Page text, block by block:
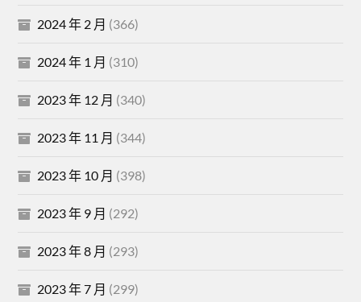
2024 年 2 月 (366)
2024 年 1 月 (310)
2023 年 12 月 (340)
2023 年 11 月 (344)
2023 年 10 月 (398)
2023 年 9 月 (292)
2023 年 8 月 (293)
2023 年 7 月 (299)